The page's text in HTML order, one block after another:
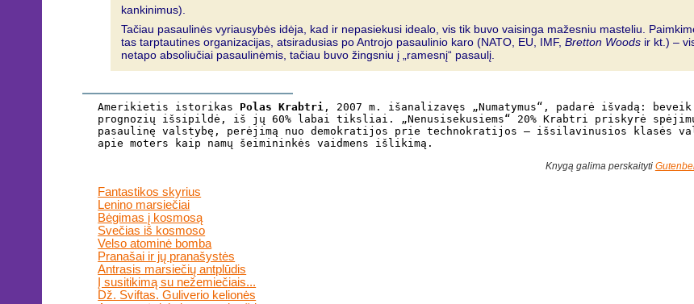
kankinimus).
Tačiau pasaulinės vyriausybės idėja, kad ir nepasiekusi idealo, vis tik buvo vaisinga mažesniu masteliu.
tas tarptautines organizacijas, atsiradusias po Antrojo pasaulinio karo (NATO, EU, IMF, Bretton Woodsir kt.) –
netapo absoliučiai pasaulinėmis, tačiau buvo žingsniu į „ramesnį“ pasaulį.
Amerikietis istorikas Polas Krabtri , 2007 m. išanalizavęs „Numatymus“, padarė išvadą: beveik
prognozių išsipildė, iš jų 60% labai tiksliai. „Nenusisekusiems“ 20% Krabtri priskyrė
pasaulinę valstybę, perėjimą nuo demokratijos prie technokratijos – išsilavinusios klasės
apie moters kaip namų šeimininkės vaidmens išlikimą.
Knygą galima perskaityti
Fantastikos skyrius
Lenino marsiečiai
Bėgimas į kosmosą
Svečias iš kosmoso
Velso atominė bomba
Pranašai ir jų pranašystės
Antrasis marsiečių antplūdis
Į susitikimą su nežemiečiais...
Dž. Sviftas. Guliverio kelionės